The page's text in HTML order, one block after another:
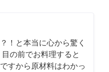
！と本当に心から驚く
の前でお料理すると
すから原材料はわかっ